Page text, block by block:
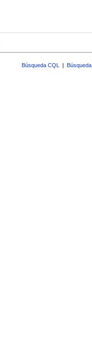
Búsqueda CQL |